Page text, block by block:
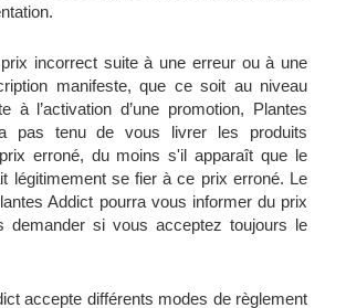
incorrect suite à une erreur ou à une
manifeste, que ce soit au niveau
à l’activation d’une promotion, Plantes
pas tenu de vous livrer les produits
erroné, du moins s'il apparaît que le
légitimement se fier à ce prix erroné. Le
Addict pourra vous informer du prix
demander si vous acceptez toujours le
accepte différents modes de règlement